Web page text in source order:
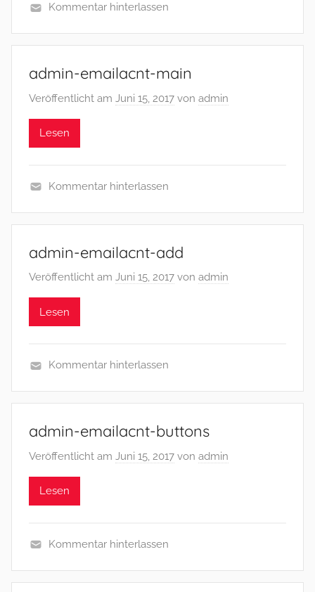
Kommentar hinterlassen
admin-emailacnt-main
Veröffentlicht am Juni 15, 2017 von admin
Lesen
Kommentar hinterlassen
admin-emailacnt-add
Veröffentlicht am Juni 15, 2017 von admin
Lesen
Kommentar hinterlassen
admin-emailacnt-buttons
Veröffentlicht am Juni 15, 2017 von admin
Lesen
Kommentar hinterlassen